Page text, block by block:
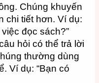
Chúng khuyến
chi tiết hơn. Ví dụ:
đọc sách?”
hỏi có thể trả lời
thường dùng
Ví dụ: “Bạn có